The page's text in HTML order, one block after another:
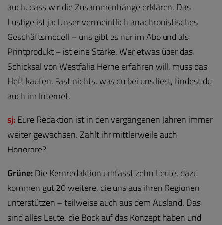
auch, dass wir die Zusammenhänge erklären. Das
Lustige ist ja: Unser vermeintlich anachronistisches
Geschäftsmodell – uns gibt es nur im Abo und als
Printprodukt – ist eine Stärke. Wer etwas über das
Schicksal von Westfalia Herne erfahren will, muss das
Heft kaufen. Fast nichts, was du bei uns liest, findest du
auch im Internet.
sj:Eure Redaktion ist in den vergangenen Jahren immer
weiter gewachsen. Zahlt ihr mittlerweile auch
Honorare?
Grüne:Die Kernredaktion umfasst zehn Leute, dazu
kommen gut 20 weitere, die uns aus ihren Regionen
unterstützen – teilweise auch aus dem Ausland. Das
sind alles Leute, die Bock auf das Konzept haben und